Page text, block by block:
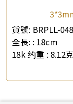
貨號: BRPLL-
全長: : 18cm
18k 约重 : 8.12